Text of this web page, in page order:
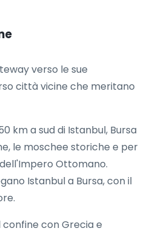
verso le sue
città vicine che meritano
km a sud di Istanbul, Bursa
le moschee storiche e per
Ottomano.
Istanbul a Bursa, con il
confine con Grecia e